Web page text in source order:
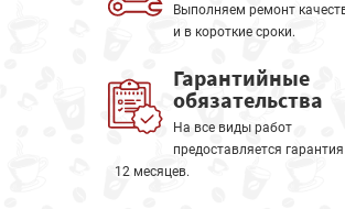
Выполняем ремонт
и в короткие сроки.
Гарантийные
обязательства
На все виды работ
предоставляется
12 месяцев.